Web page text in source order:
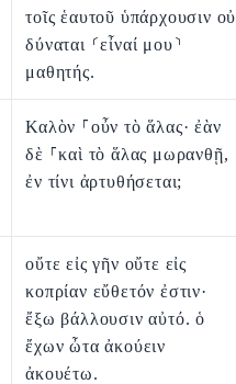
τοῖς ἑαυτοῦ ὑπάρχουσιν οὐ
δύναται ⸂εἶναί μου⸃
μαθητής.
Καλὸν ⸀οὖν τὸ ἅλας· ἐὰν
δὲ ⸀καὶ τὸ ἅλας μωρανθῇ,
ἐν τίνι ἀρτυθήσεται;
οὔτε εἰς γῆν οὔτε εἰς
κοπρίαν εὔθετόν ἐστιν·
ἔξω βάλλουσιν αὐτό. ὁ
ἔχων ὦτα ἀκούειν
ἀκουέτω.